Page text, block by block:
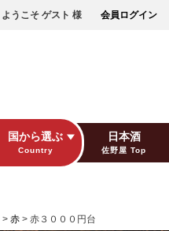
ようこそ ゲスト 様 会員ログイン
国から選ぶ
Country
日本酒
佐野屋 Top
赤 赤３０００円台